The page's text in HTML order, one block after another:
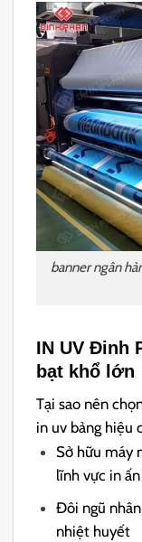
banner ngân
IN UV Đinh
bạt khổ lớn
Tại sao nên
in uv bảng hiệu
Sở hữu máy
lĩnh vực in ấn
Đôi ngũ
nhiệt huyết